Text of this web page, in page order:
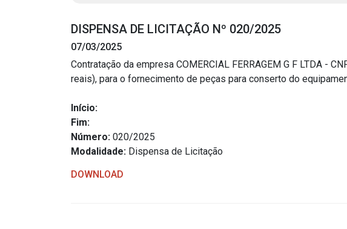
Portal da Transparência
Radar da Transparência
DISPENSA DE LICITAÇÃO Nº 020/2025
07/03/2025
Contratação da empresa COMERCIAL FERRAGEM G F LTDA -
reais), para o fornecimento de peças para conserto do
Início:
Fim:
Número: 020/2025
Modalidade: Dispensa de Licitação
DOWNLOAD